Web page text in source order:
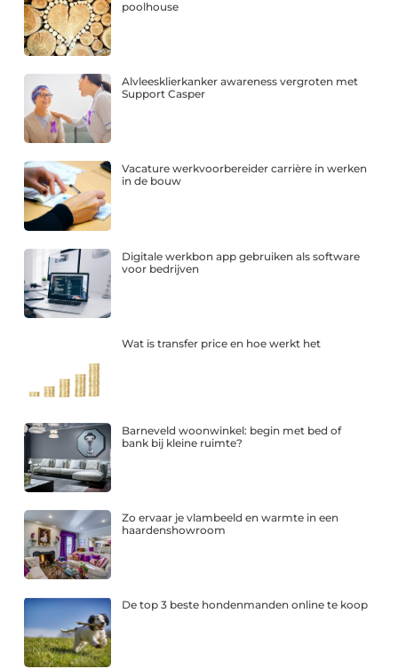
poolhouse
Alvleesklierkanker awareness vergroten met
Support Casper
Vacature werkvoorbereider carrière in werken
in de bouw
Digitale werkbon app gebruiken als software
voor bedrijven
Wat is transfer price en hoe werkt het
Barneveld woonwinkel: begin met bed of
bank bij kleine ruimte?
Zo ervaar je vlambeeld en warmte in een
haardenshowroom
De top 3 beste hondenmanden online te koop